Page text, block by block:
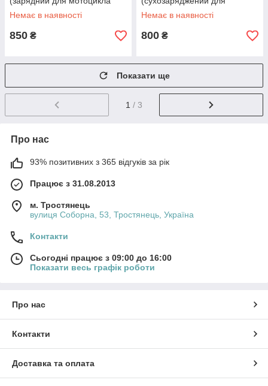
МТ/ІЖ)
Немає в наявності
850 ₴
мотоцикла МТ/ІЖ)
Немає в наявності
800 ₴
Показати ще
1 / 3
Про нас
93% позитивних з 365 відгуків за рік
Працює з 31.08.2013
м. Тростянець
вулиця Соборна, 53, Тростянець, Україна
Контакти
Сьогодні працює з 09:00 до 16:00
Показати весь графік роботи
Про нас
Контакти
Доставка та оплата